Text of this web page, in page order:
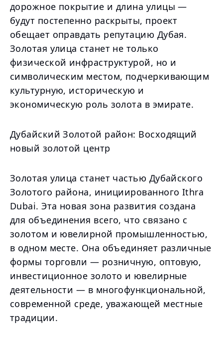
дорожное покрытие и длина улицы —
будут постепенно раскрыты, проект
обещает оправдать репутацию Дубая.
Золотая улица станет не только
физической инфраструктурой, но и
символическим местом, подчеркивающим
культурную, историческую и
экономическую роль золота в эмирате.
Дубайский Золотой район: Восходящий
новый золотой центр
Золотая улица станет частью Дубайского
Золотого района, инициированного Ithra
Dubai. Эта новая зона развития создана
для объединения всего, что связано с
золотом и ювелирной промышленностью,
в одном месте. Она объединяет различные
формы торговли — розничную, оптовую,
инвестиционное золото и ювелирные
деятельности — в многофункциональной,
современной среде, уважающей местные
традиции.